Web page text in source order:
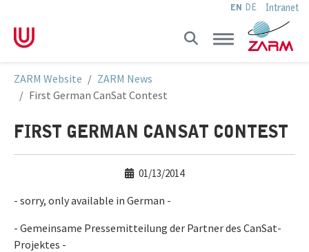
EN DE Intranet
ZARM Website
ZARM News
First German CanSat Contest
FIRST GERMAN CANSAT CONTEST
01/13/2014
- sorry, only available in German -
- Gemeinsame Pressemitteilung der Partner des CanSat-
Projektes -